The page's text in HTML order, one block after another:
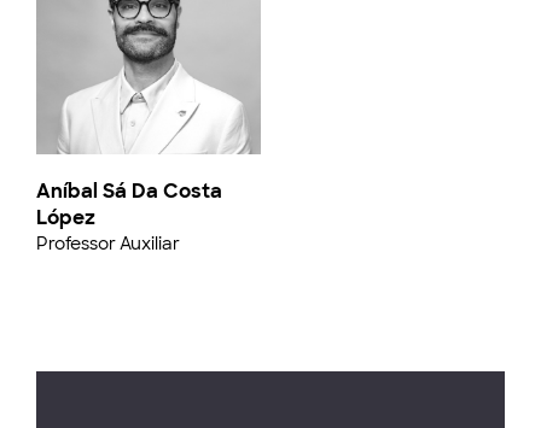
Aníbal Sá Da Costa
López
Professor Auxiliar